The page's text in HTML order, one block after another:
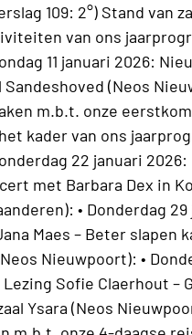
109: 2°) Stand van
van ons
11 januari 2026:
(Neos
m.b.t. onze
kader van ons
22 januari 2026:
met Barbara Dex in
• Donderdag
Maes – Beter slapen
Nieuwpoort): •
Sofie Claerhout –
Ysara (Neos